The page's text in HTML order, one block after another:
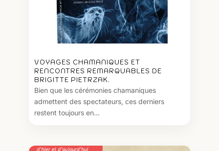
VOYAGES CHAMANIQUES ET
RENCONTRES REMARQUABLES DE
BRIGITTE PIETRZAK.
Bien que les cérémonies chamaniques
admettent des spectateurs, ces derniers
restent toujours en...